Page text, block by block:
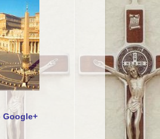
Google+